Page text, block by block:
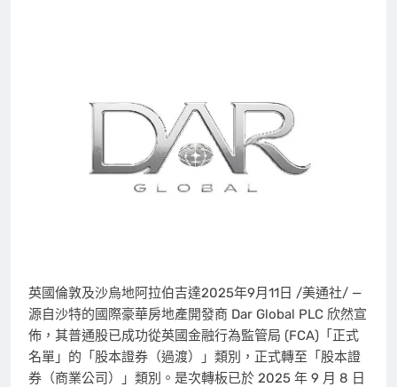
英國倫敦及沙烏地阿拉伯吉達2025年9月11日 /美通社/ —
源自沙特的國際豪華房地產開發商 Dar Global PLC 欣然宣
佈，其普通股已成功從英國金融行為監管局 (FCA)「正式
名單」的「股本證券（過渡）」類別，正式轉至「股本證
券（商業公司）」類別。是次轉板已於 2025 年 9 月 8 日